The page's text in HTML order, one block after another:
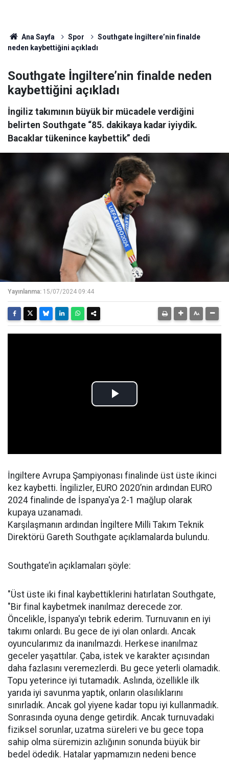
Ana Sayfa Spor
Southgate İngiltere’nin finalde
neden kaybettiğini açıkladı
Southgate İngiltere’nin finalde neden
kaybettiğini açıkladı
İngiliz takımının büyük bir mücadele verdiğini
belirten Southgate “85. dakikaya kadar iyiydik.
Bacaklar tükenince kaybettik” dedi
Yayınlanma: 15/07/2024 09:44
İngiltere Avrupa Şampiyonası finalinde üst üste ikinci
kez kaybetti. İngilizler, EURO 2020’nin ardından EURO
2024 finalinde de İspanya'ya 2-1 mağlup olarak
kupaya uzanamadı.
Karşılaşmanın ardından İngiltere Milli Takım Teknik
Direktörü Gareth Southgate açıklamalarda bulundu.
Southgate’in açıklamaları şöyle:
"Üst üste iki final kaybettiklerini hatırlatan Southgate,
"Bir final kaybetmek inanılmaz derecede zor.
Öncelikle, İspanya'yı tebrik ederim. Turnuvanın en iyi
takımı onlardı. Bu gece de iyi olan onlardı. Ancak
oyuncularımız da inanılmazdı. Herkese inanılmaz
geceler yaşattılar. Çaba, istek ve karakter açısından
daha fazlasını veremezlerdi. Bu gece yeterli olamadık.
Topu yeterince iyi tutamadık. Aslında, özellikle ilk
yarıda iyi savunma yaptık, onların olasılıklarını
sınırladık. Ancak gol yiyene kadar topu iyi kullanmadık.
Sonrasında oyuna denge getirdik. Ancak turnuvadaki
fiziksel sorunlar, uzatma süreleri ve bu gece topa
sahip olma süremizin azlığının sonunda büyük bir
bedel ödedik. Hatalar yapmamızın nedeni bence